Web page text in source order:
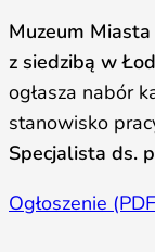
Muzeum
z siedzibą w
ogłasza nabór
stanowisko
Specjalista ds.
Ogłoszenie